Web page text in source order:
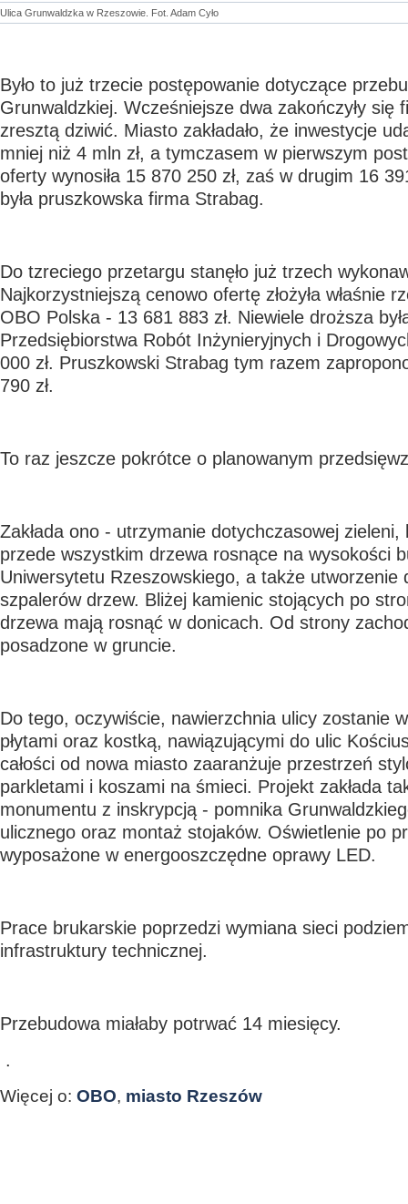
Ulica Grunwaldzka w Rzeszowie. Fot. Adam Cyło
Było to już trzecie postępowanie dotyczące
Grunwaldzkiej. Wcześniejsze dwa zakończyły się
zresztą dziwić. Miasto zakładało, że inwestycje
mniej niż 4 mln zł, a tymczasem w pierwszym
oferty wynosiła 15 870 250 zł, zaś w drugim 16
była pruszkowska firma Strabag.
Do tzreciego przetargu stanęło już trzech
Najkorzystniejszą cenowo ofertę złożyła właśnie
OBO Polska - 13 681 883 zł. Niewiele droższa
Przedsiębiorstwa Robót Inżynieryjnych i
000 zł. Pruszkowski Strabag tym razem
790 zł.
To raz jeszcze pokrótce o planowanym
Zakłada ono - utrzymanie dotychczasowej zieleni,
przede wszystkim drzewa rosnące na wysokości
Uniwersytetu Rzeszowskiego, a także utworzenie
szpalerów drzew. Bliżej kamienic stojących po
drzewa mają rosnąć w donicach. Od strony
posadzone w gruncie.
Do tego, oczywiście, nawierzchnia ulicy zostanie
płytami oraz kostką, nawiązującymi do ulic
całości od nowa miasto zaaranżuje przestrzeń
parkletami i koszami na śmieci. Projekt zakłada
monumentu z inskrypcją - pomnika
ulicznego oraz montaż stojaków. Oświetlenie po
wyposażone w energooszczędne oprawy LED.
Prace brukarskie poprzedzi wymiana sieci
infrastruktury technicznej.
Przebudowa miałaby potrwać 14 miesięcy.
.
Więcej o: OBO, miasto Rzeszów